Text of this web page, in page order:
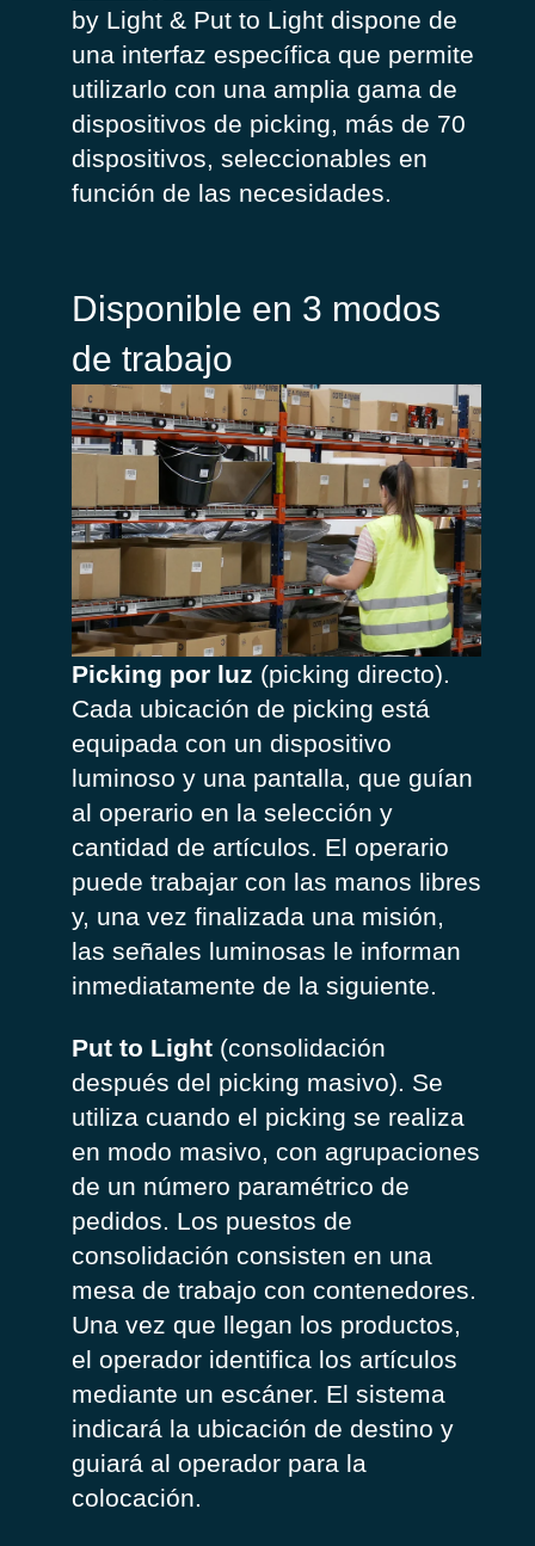
by Light & Put to Light dispone de
una interfaz específica que permite
utilizarlo con una amplia gama de
dispositivos de picking, más de 70
dispositivos, seleccionables en
función de las necesidades.
Disponible en 3 modos
de trabajo
Picking por luz (picking directo).
Cada ubicación de picking está
equipada con un dispositivo
luminoso y una pantalla, que guían
al operario en la selección y
cantidad de artículos. El operario
puede trabajar con las manos libres
y, una vez finalizada una misión,
las señales luminosas le informan
inmediatamente de la siguiente.
Put to Light (consolidación
después del picking masivo). Se
utiliza cuando el picking se realiza
en modo masivo, con agrupaciones
de un número paramétrico de
pedidos. Los puestos de
consolidación consisten en una
mesa de trabajo con contenedores.
Una vez que llegan los productos,
el operador identifica los artículos
mediante un escáner. El sistema
indicará la ubicación de destino y
guiará al operador para la
colocación.